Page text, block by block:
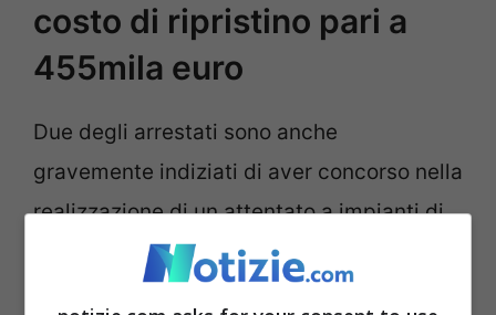
costo di ripristino pari a
455mila euro
Due degli arrestati sono anche
gravemente indiziati di aver concorso nella
realizzazione di un attentato a impianti di
pubblica utilità, interruzione di pubblico
servizio e istigazione per delinquere,